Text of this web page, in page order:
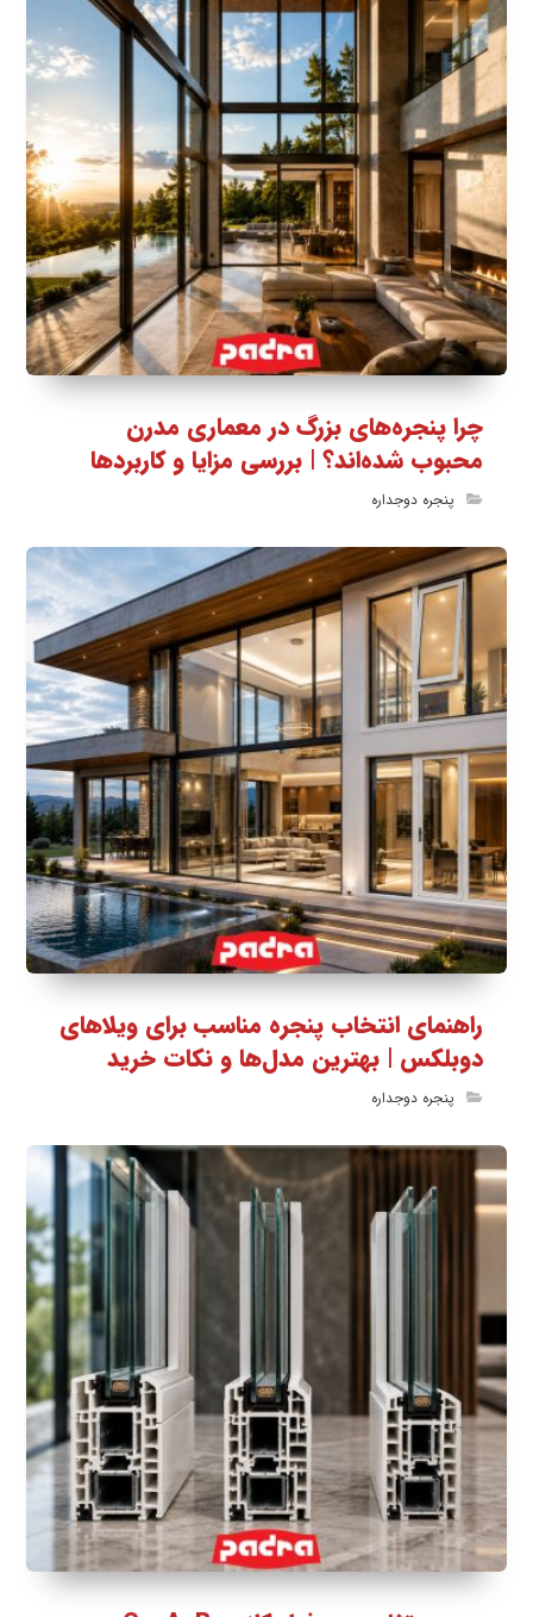
چرا پنجره‌های بزرگ در معماری مدرن
محبوب شده‌اند؟ | بررسی مزایا و کاربردها
پنجره دوجداره
راهنمای انتخاب پنجره مناسب برای ویلاهای
دوبلکس | بهترین مدل‌ها و نکات خرید
پنجره دوجداره